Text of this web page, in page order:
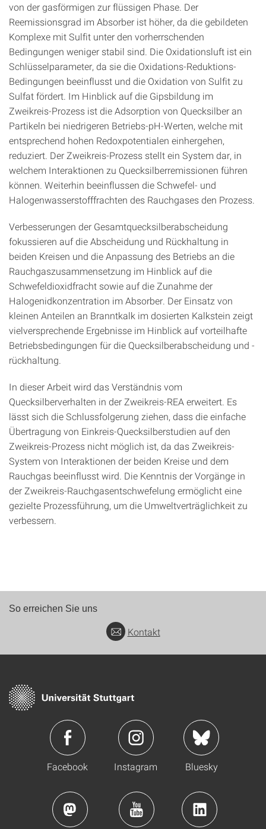
von der gasförmigen zur flüssigen Phase. Der
Reemissionsgrad im Absorber ist höher, da die gebildeten
Komplexe mit Sulfit unter den vorherrschenden
Bedingungen weniger stabil sind. Die Oxidationsluft ist ein
Schlüsselparameter, da sie die Oxidations-Reduktions-
Bedingungen beeinflusst und die Oxidation von Sulfit zu
Sulfat fördert. Im Hinblick auf die Gipsbildung im
Zweikreis-Prozess ist die Adsorption von Quecksilber an
Partikeln bei niedrigeren Betriebs-pH-Werten, welche mit
entsprechend hohen Redoxpotentialen einhergehen,
reduziert. Der Zweikreis-Prozess stellt ein System dar, in
welchem Interaktionen zu Quecksilberremissionen führen
können. Weiterhin beeinflussen die Schwefel- und
Halogenwasserstofffrachten des Rauchgases den Prozess.
Verbesserungen der Gesamtquecksilberabscheidung
fokussieren auf die Abscheidung und Rückhaltung in
beiden Kreisen und die Anpassung des Betriebs an die
Rauchgaszusammensetzung im Hinblick auf die
Schwefeldioxidfracht sowie auf die Zunahme der
Halogenidkonzentration im Absorber. Der Einsatz von
kleinen Anteilen an Branntkalk im dosierten Kalkstein zeigt
vielversprechende Ergebnisse im Hinblick auf vorteilhafte
Betriebsbedingungen für die Quecksilberabscheidung und -
rückhaltung.
In dieser Arbeit wird das Verständnis vom
Quecksilberverhalten in der Zweikreis-REA erweitert. Es
lässt sich die Schlussfolgerung ziehen, dass die einfache
Übertragung von Einkreis-Quecksilberstudien auf den
Zweikreis-Prozess nicht möglich ist, da das Zweikreis-
System von Interaktionen der beiden Kreise und dem
Rauchgas beeinflusst wird. Die Kenntnis der Vorgänge in
der Zweikreis-Rauchgasentschwefelung ermöglicht eine
gezielte Prozessführung, um die Umweltverträglichkeit zu
verbessern.
So erreichen Sie uns
Kontakt
Facebook Instagram Bluesky